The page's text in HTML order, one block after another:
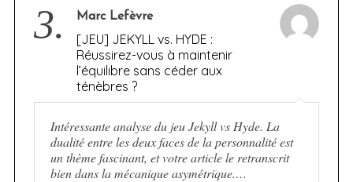
3. Marc Lefèvre
[JEU] JEKYLL vs. HYDE :
Réussirez-vous à maintenir
l’équilibre sans céder aux
ténèbres ?
Intéressante analyse du jeu Jekyll vs Hyde. La
dualité entre les deux faces de la personnalité est
un thème fascinant, et votre article le retranscrit
bien dans la mécanique asymétrique.…